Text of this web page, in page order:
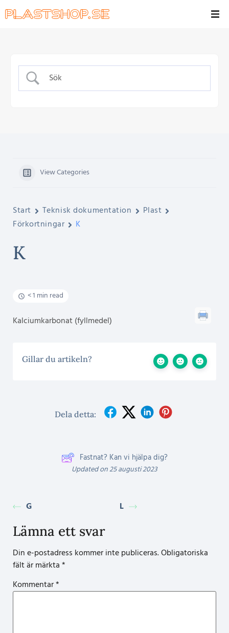
View Categories
Start Teknisk dokumentation
Plast
Förkortningar
K
K
< 1 min read
Kalciumkarbonat (fyllmedel)
Gillar du artikeln?
Dela detta:
Fastnat? Kan vi hjälpa dig?
Updated on 25 augusti 2023
G L
Lämna ett svar
Din e-postadress kommer inte publiceras.Obligatoriska
fält är märkta*
Kommentar*